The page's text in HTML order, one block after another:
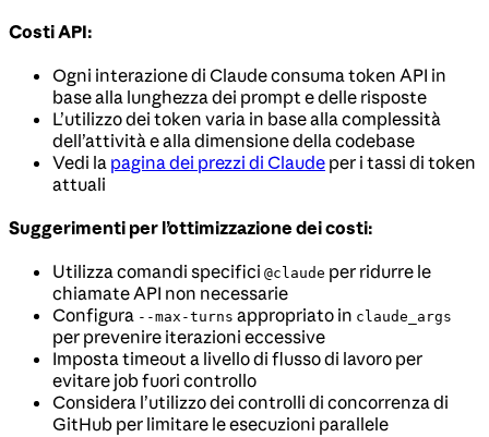
Costi API:
Ogni interazione di Claude consuma token API in
base alla lunghezza dei prompt e delle risposte
L’utilizzo dei token varia in base alla complessità
dell’attività e alla dimensione della codebase
Vedi la pagina dei prezzi di Claude per i tassi di token
attuali
Suggerimenti per l’ottimizzazione dei costi:
Utilizza comandi specifici @claude per ridurre le
chiamate API non necessarie
Configura --max-turns appropriato in claude_args
per prevenire iterazioni eccessive
Imposta timeout a livello di flusso di lavoro per
evitare job fuori controllo
Considera l’utilizzo dei controlli di concorrenza di
GitHub per limitare le esecuzioni parallele